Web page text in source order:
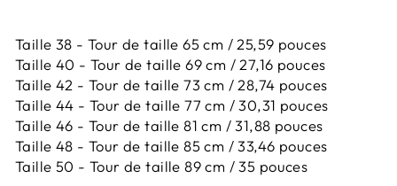
Taille 38 - Tour de taille 65 cm / 25,59 pouces
Taille 40 - Tour de taille 69 cm / 27,16 pouces
Taille 42 - Tour de taille 73 cm / 28,74 pouces
Taille 44 - Tour de taille 77 cm / 30,31 pouces
Taille 46 - Tour de taille 81 cm / 31,88 pouces
Taille 48 - Tour de taille 85 cm / 33,46 pouces
Taille 50 - Tour de taille 89 cm / 35 pouces